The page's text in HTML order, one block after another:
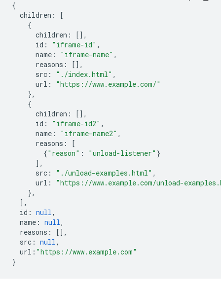
{
children :
[
{
children :
[],
id : "iframe-id" ,
name : "iframe-name" ,
reasons :
[],
src : "./index.html" ,
url :
"https://www.example.com/"
},
{
children :
[],
id : "iframe-id2" ,
name : "iframe-name2" ,
reasons :
[
{"reason" : "unload-listener" }
],
src : "./unload-examples.html" ,
url :
"https://www.example.com/unload-
},
],
id : null,
name : null,
reasons :
[],
src : null,
url : "https://www.example.com"
}